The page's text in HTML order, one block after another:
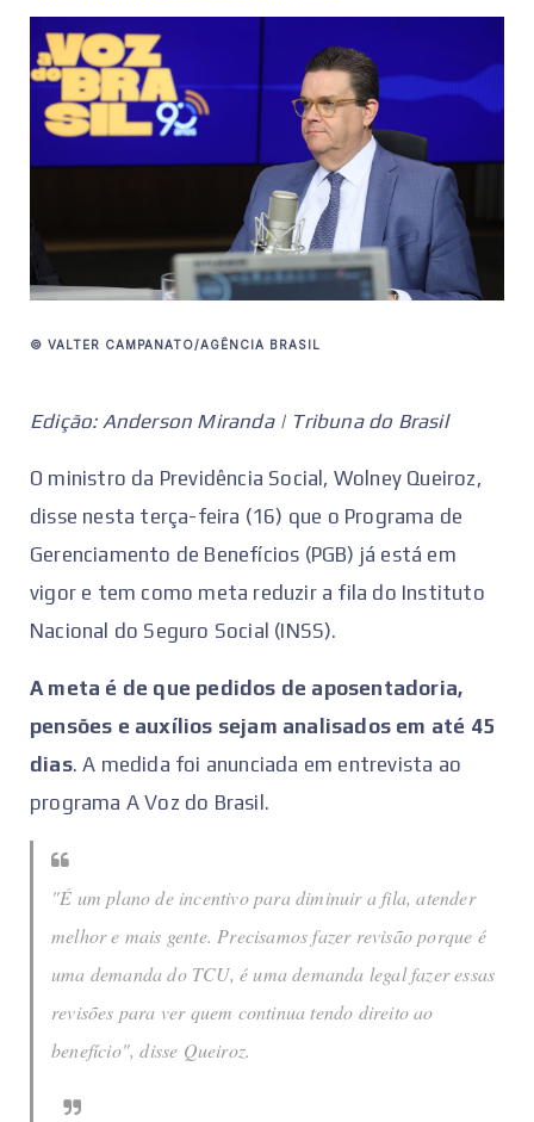
© VALTER CAMPANATO/AGÊNCIA BRASIL
Edição: Anderson Miranda | Tribuna do Brasil
O ministro da Previdência Social, Wolney Queiroz,
disse nesta terça-feira (16) que o Programa de
Gerenciamento de Benefícios (PGB) já está em
vigor e tem como meta reduzir a fila do Instituto
Nacional do Seguro Social (INSS).
A meta é de que pedidos de aposentadoria,
pensões e auxílios sejam analisados em até 45
dias. A medida foi anunciada em entrevista ao
programa A Voz do Brasil.
"É um plano de incentivo para diminuir a fila, atender
melhor e mais gente. Precisamos fazer revisão porque é
uma demanda do TCU, é uma demanda legal fazer essas
revisões para ver quem continua tendo direito ao
benefício", disse Queiroz.